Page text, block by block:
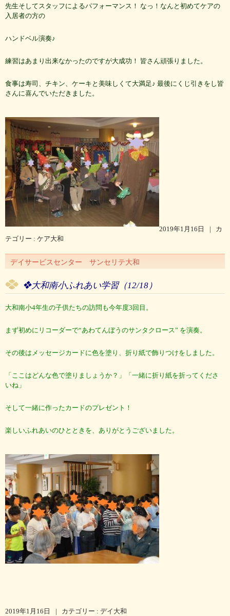
先生そしてスタッフによるパフォーマンス！ なっ！なんと初めてケアの
入居者の方の
ハンドベル演奏♪
練習はあまり出来なかったのですが大成功！ 皆さん頑張りました。
食事は寿司、チキン、ケーキと美味しくて大満足♪ 最後にくじ引きをし皆
さんに喜んでいただきました。
2019年1月16日 |
カ
テゴリー : ケア大和
デイサービスセンター サンセリテ大和
❖大和南小ふれあい学習（12/18）
大和南小4年生の子供たちの訪問も今年度3回目。
まず初めにリコーダーで“あわてんぼうのサンタクロース” を演奏。
その後はメッセージカードに色を塗り、折り紙で飾りつけをしました。
「ここはどんな色で塗りましょうか？」「一緒に折り紙を折ってくださ
いね」
そして一緒に作ったカードのプレゼント！
楽しいふれあいのひとときを、ありがとうございました。
2019年1月16日 | カテゴリー : デイ大和